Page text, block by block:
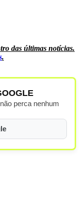
das últimas notícias.
.
perca nenhum